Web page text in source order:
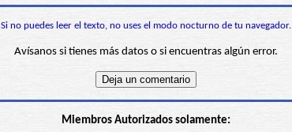
Si no puedes leer el texto, no uses el modo nocturno de tu navegador.
Avísanos si tienes más datos o si encuentras algún error.
Miembros Autorizados solamente: